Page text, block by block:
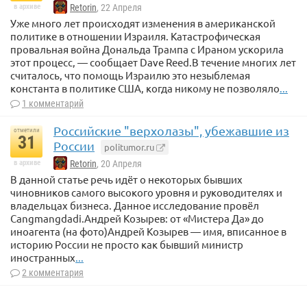
в архиве Retorin, 22 Апреля
Уже много лет происходят изменения в американской
политике в отношении Израиля. Катастрофическая
провальная война Дональда Трампа с Ираном ускорила
этот процесс, — сообщает Dave Reed.В течение многих лет
считалось, что помощь Израилю это незыблемая
константа в политике США, когда никому не позволяло...
1 комментарий
отметили
31
в архиве
Российские "верхолазы", убежавшие из
России
politumor.ru
Retorin, 20 Апреля
В данной статье речь идёт о некоторых бывших
чиновников самого высокого уровня и руководителях и
владельцах бизнеса. Данное исследование провёл
Cangmangdadi.Андрей Козырев: от «Мистера Да» до
иноагента (на фото)Андрей Козырев — имя, вписанное в
историю России не просто как бывший министр
иностранных...
2 комментария